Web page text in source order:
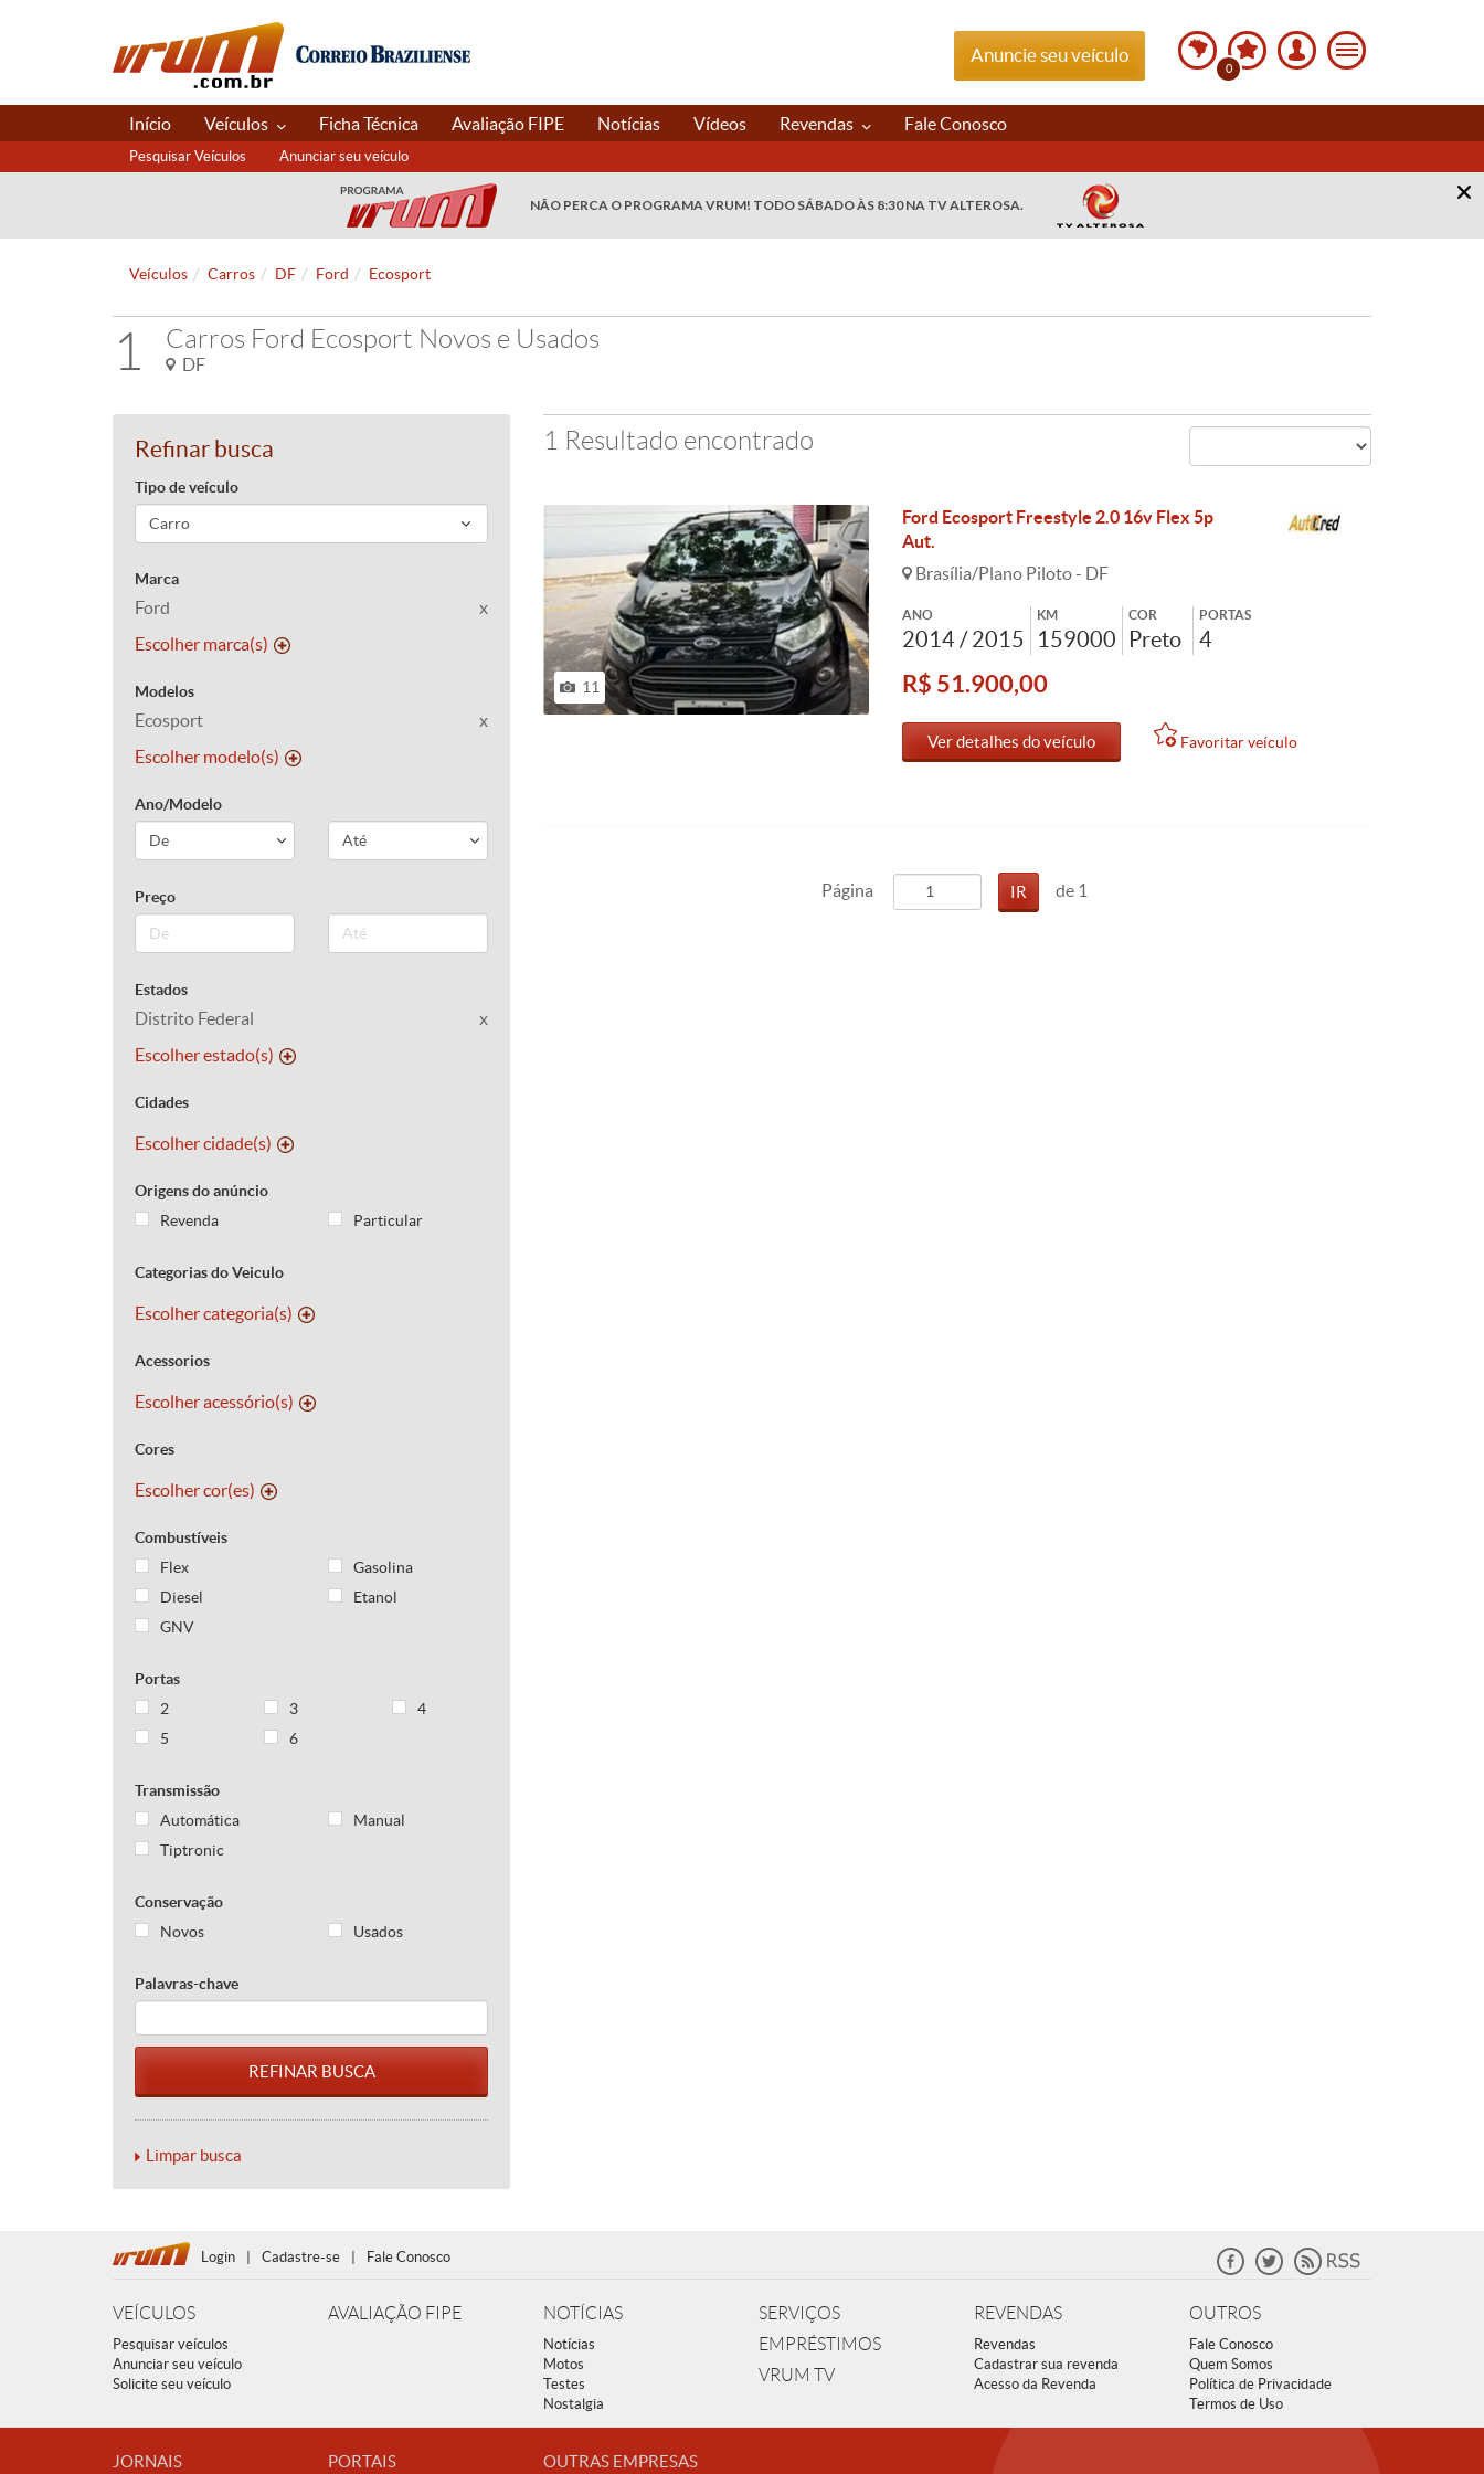
Anuncie seu veículo
0
Início Veículos Ficha Técnica Avaliação FIPE Notícias Vídeos Revendas Fale Conosco
Pesquisar Veículos Anunciar seu veículo
NÃO PERCA O PROGRAMA VRUM! TODO SÁBADO ÀS 8:30 NA TV ALTEROSA.
Veículos Carros DF Ford Ecosport
1 Carros Ford Ecosport Novos e Usados
DF
Refinar busca
Tipo de veículo
Marca
Ford
x
Escolher marca(s)
Modelos
Ecosport
x
Escolher modelo(s)
Ano/Modelo
Preço
Estados
Distrito Federal
x
Escolher estado(s)
Cidades
Escolher cidade(s)
Origens do anúncio
Revenda
Particular
Categorias do Veiculo
Escolher categoria(s)
Acessorios
Escolher acessório(s)
Cores
Escolher cor(es)
Combustíveis
Flex
Gasolina
Diesel
Etanol
GNV
Portas
2
3
4
5
6
Transmissão
Automática
Manual
Tiptronic
Conservação
Novos
Usados
Palavras-chave
Limpar busca
1 Resultado encontrado
11
Ford Ecosport Freestyle 2.0 16v Flex 5p
Aut.
Brasília/Plano Piloto - DF
ANO
2014 / 2015
KM
159000
COR
Preto
PORTAS
4
R$ 51.900,00
Ver detalhes do veículo Favoritar veículo
Página de 1
Login Cadastre-se Fale Conosco
VEÍCULOS
Pesquisar veículos
Anunciar seu veículo
Solicite seu veículo
AVALIAÇÃO FIPE NOTÍCIAS
Notícias
Motos
Testes
Nostalgia
SERVIÇOS
EMPRÉSTIMOS
VRUM TV
REVENDAS
Revendas
Cadastrar sua revenda
Acesso da Revenda
OUTROS
Fale Conosco
Quem Somos
Política de Privacidade
Termos de Uso
JORNAIS PORTAIS OUTRAS EMPRESAS